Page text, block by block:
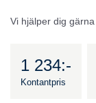
Vi hjälper dig
1 234:-
Kontantpris